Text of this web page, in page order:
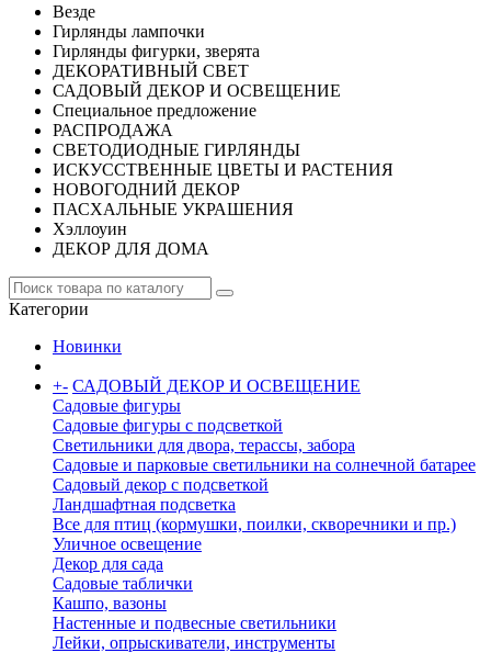
Везде
Гирлянды лампочки
Гирлянды фигурки, зверята
ДЕКОРАТИВНЫЙ СВЕТ
САДОВЫЙ ДЕКОР И ОСВЕЩЕНИЕ
Специальное предложение
РАСПРОДАЖА
СВЕТОДИОДНЫЕ ГИРЛЯНДЫ
ИСКУССТВЕННЫЕ ЦВЕТЫ И РАСТЕНИЯ
НОВОГОДНИЙ ДЕКОР
ПАСХАЛЬНЫЕ УКРАШЕНИЯ
Хэллоуин
ДЕКОР ДЛЯ ДОМА
Категории
Новинки
+- САДОВЫЙ ДЕКОР И ОСВЕЩЕНИЕ
Садовые фигуры
Садовые фигуры с подсветкой
Светильники для двора, терассы, забора
Садовые и парковые светильники на солнечной батарее
Садовый декор с подсветкой
Ландшафтная подсветка
Все для птиц (кормушки, поилки, скворечники и пр.)
Уличное освещение
Декор для сада
Садовые таблички
Кашпо, вазоны
Настенные и подвесные светильники
Лейки, опрыскиватели, инструменты